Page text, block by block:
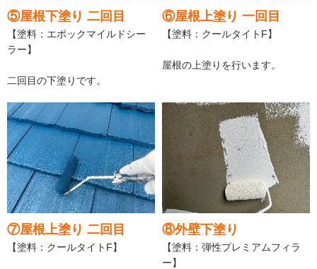
⑤屋根下塗り 二回目
【塗料：エポックマイルドシー
ラー】
二回目の下塗りです。
⑥屋根上塗り 一回目
【塗料：クールタイトF】
屋根の上塗りを行います。
⑦屋根上塗り 二回目
【塗料：クールタイトF】
⑧外壁下塗り
【塗料：弾性プレミアムフィラ
ー】